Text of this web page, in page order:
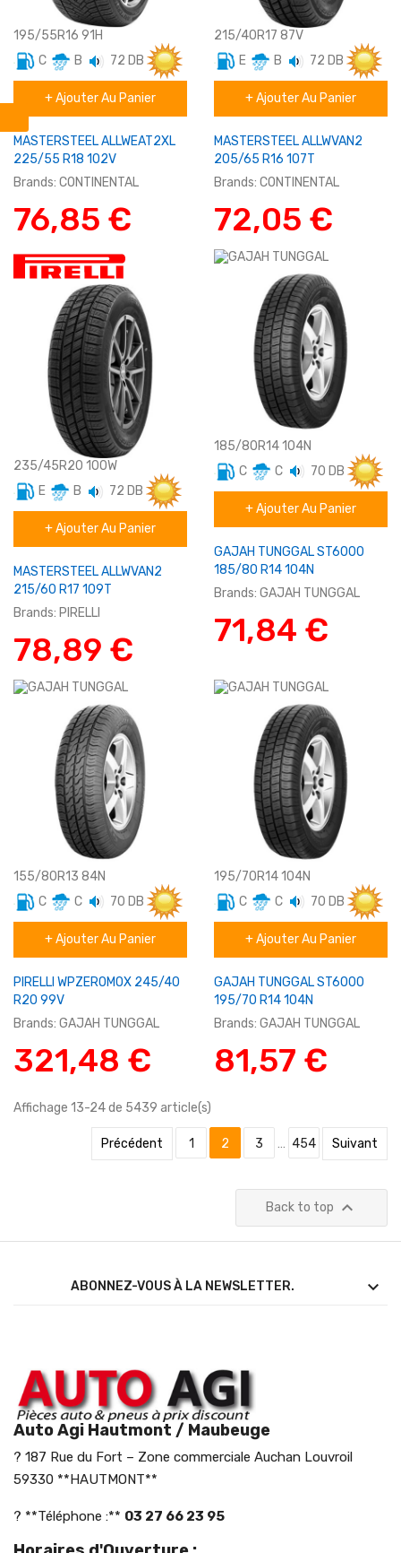
195/55R16 91H
C
B
72 DB
tourisme
+ Ajouter Au Panier
MASTERSTEEL ALLWEAT2XL
225/55 R18 102V
Brands: CONTINENTAL
76,85 €
215/40R17 87V
E
B
72 DB
tourisme
+ Ajouter Au Panier
MASTERSTEEL ALLWVAN2
205/65 R16 107T
Brands: CONTINENTAL
72,05 €
235/45R20 100W
E
B
72 DB
SUV/4X4
+ Ajouter Au Panier
MASTERSTEEL ALLWVAN2
215/60 R17 109T
Brands: PIRELLI
78,89 €
185/80R14 104N
C
C
70 DB
Utilitaire
+ Ajouter Au Panier
GAJAH TUNGGAL ST6000
185/80 R14 104N
Brands: GAJAH TUNGGAL
71,84 €
155/80R13 84N
C
C
70 DB
Utilitaire
+ Ajouter Au Panier
PIRELLI WPZEROMOX 245/40
R20 99V
Brands: GAJAH TUNGGAL
321,48 €
195/70R14 104N
C
C
70 DB
Utilitaire
+ Ajouter Au Panier
GAJAH TUNGGAL ST6000
195/70 R14 104N
Brands: GAJAH TUNGGAL
81,57 €
Affichage 13-24 de 5439 article(s)
Précédent 1 2 3 … 454 Suivant
Back to top 
ABONNEZ-VOUS À LA NEWSLETTER. 
Auto Agi Hautmont / Maubeuge
? 187 Rue du Fort – Zone commerciale Auchan Louvroil
59330 **HAUTMONT**
? **Téléphone :** 03 27 66 23 95